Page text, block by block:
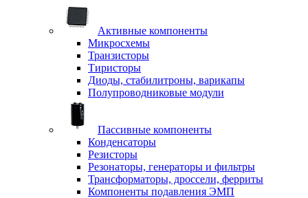
Активные компоненты
Микросхемы
Транзисторы
Тиристоры
Диоды, стабилитроны, варикапы
Полупроводниковые модули
Пассивные компоненты
Конденсаторы
Резисторы
Резонаторы, генераторы и фильтры
Трансформаторы, дроссели, ферриты
Компоненты подавления ЭМП